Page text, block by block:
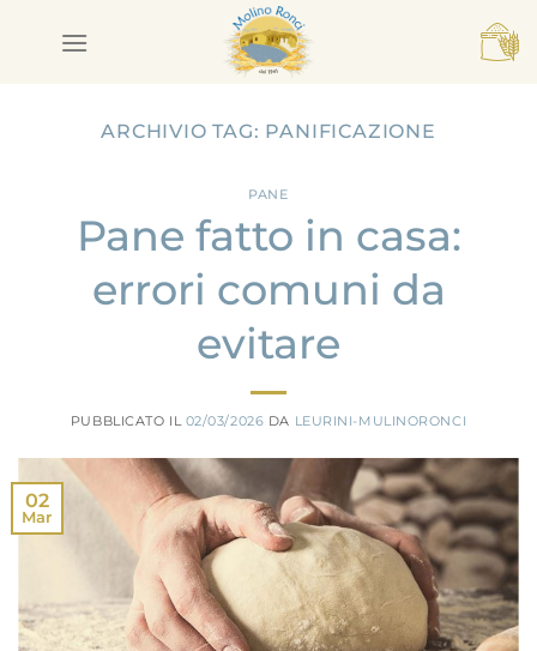
ARCHIVIO TAG: PANIFICAZIONE
PANE
Pane fatto in casa:
errori comuni da
evitare
PUBBLICATO IL 02/03/2026 DA LEURINI-MULINORONCI
02
Mar